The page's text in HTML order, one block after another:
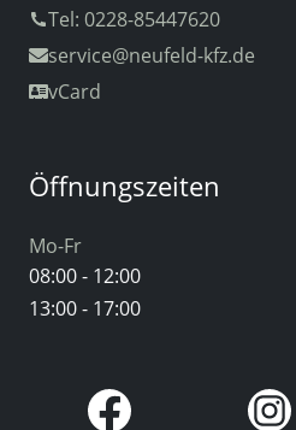
Tel: 0228-85447620
service@neufeld-kfz.de
vCard
Öffnungszeiten
Mo-Fr
08:00 - 12:00
13:00 - 17:00